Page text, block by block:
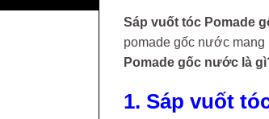
Sáp vuốt tóc Pomade
pomade gốc nước mang
Pomade gốc nước là
1. Sáp vuốt